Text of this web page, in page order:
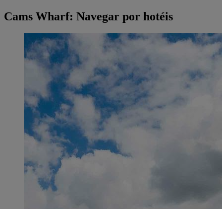
Cams Wharf: Navegar por hotéis